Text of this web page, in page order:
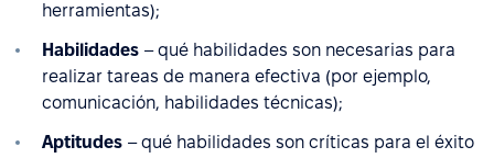
herramientas);
Habilidades – qué habilidades son necesarias para
realizar tareas de manera efectiva (por ejemplo,
comunicación, habilidades técnicas);
Aptitudes – qué habilidades son críticas para el éxito